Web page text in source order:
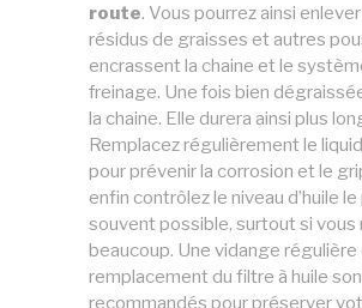
route. Vous pourrez ainsi
résidus de graisses et autres
encrassent la chaine et le
freinage. Une fois bien
la chaine. Elle durera ainsi plus
Remplacez régulièrement le
pour prévenir la corrosion et le
enfin contrôlez le niveau d’huile le
souvent possible, surtout si vous
beaucoup. Une vidange régulière
remplacement du filtre à huile
recommandés pour préserver